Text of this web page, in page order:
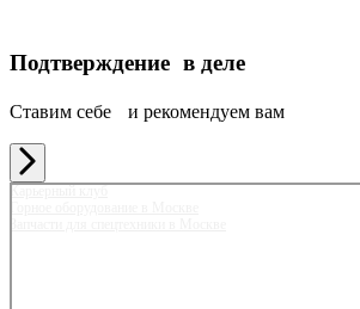
Подтверждение в деле
Ставим себе и рекомендуем вам